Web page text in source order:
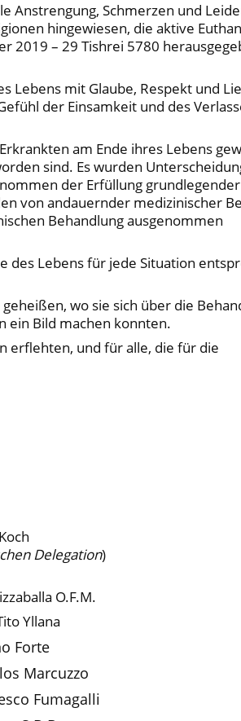
Schmerzen und
hingewiesen, die aktive
2019 – 29 Tishrei 5780
mit Glaube, Respekt und
der Einsamkeit und des
am Ende ihres Lebens
sind. Es wurden
der Erfüllung grundlegender
von andauernder medizinischer
Behandlung ausgenommen
Lebens für jede Situation
wo sie sich über die
ein Bild machen konnten.
erflehten, und für alle, die für die
Delegation)
O.F.M.
Yllana
Forte
Marcuzzo
Fumagalli